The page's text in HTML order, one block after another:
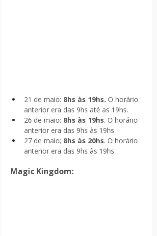
21 de maio: 8hs às 19hs. O horário
anterior era das 9hs até as 19hs.
26 de maio: 8hs às 19hs. O horário
anterior era das 9hs às 19hs
27 de maio; 8hs às 20hs. O horário
anterior era das 9hs às 19hs.
Magic Kingdom: